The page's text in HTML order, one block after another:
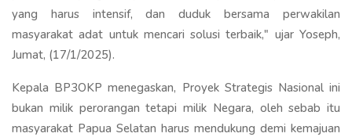
yang harus intensif, dan duduk bersama perwakilan
masyarakat adat untuk mencari solusi terbaik," ujar Yoseph,
Jumat, (17/1/2025).
Kepala BP3OKP menegaskan, Proyek Strategis Nasional ini
bukan milik perorangan tetapi milik Negara, oleh sebab itu
masyarakat Papua Selatan harus mendukung demi kemajuan